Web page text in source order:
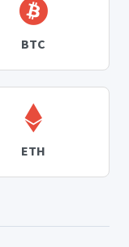
BTC
ETH